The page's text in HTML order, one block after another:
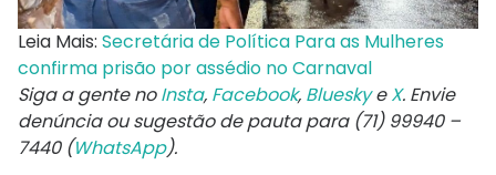
Leia Mais: Secretária de Política Para as Mulheres
confirma prisão por assédio no Carnaval
Siga a gente noInsta, Facebook, BlueskyeX. Envie
denúncia ou sugestão de pauta para (71) 99940 –
7440 (WhatsApp).